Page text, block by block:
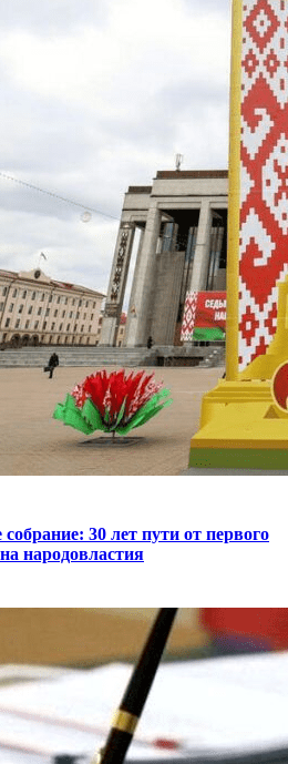
собрание: 30 лет пути от первого
народовластия